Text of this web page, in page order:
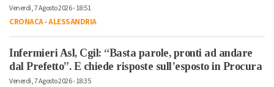
Venerdì, 7 Agosto 2026 - 18:51
CRONACA-ALESSANDRIA
Infermieri Asl, Cgil: “Basta parole, pronti ad andare
dal Prefetto”. E chiede risposte sull’esposto in Procura
Venerdì, 7 Agosto 2026 - 18:35